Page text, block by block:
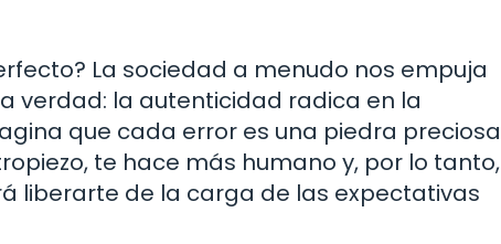
La sociedad a menudo nos empuja
verdad: la autenticidad radica en la
que cada error es una piedra preciosa
te hace más humano y, por lo tanto,
liberarte de la carga de las expectativas